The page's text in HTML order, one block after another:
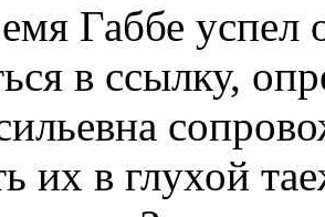
Габбе
в ссылку,
их в глухой